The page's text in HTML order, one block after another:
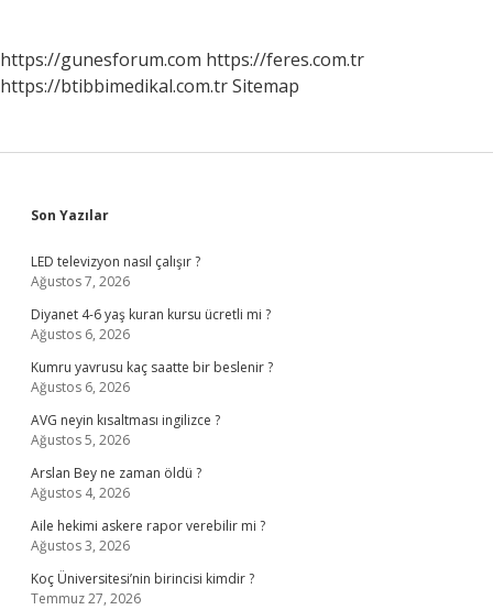
https://gunesforum.com https://feres.com.tr
https://btibbimedikal.com.trSitemap
Sidebar
Son Yazılar
LED televizyon nasıl çalışır ?
Ağustos 7, 2026
Diyanet 4-6 yaş kuran kursu ücretli mi ?
Ağustos 6, 2026
Kumru yavrusu kaç saatte bir beslenir ?
Ağustos 6, 2026
AVG neyin kısaltması ingilizce ?
Ağustos 5, 2026
Arslan Bey ne zaman öldü ?
Ağustos 4, 2026
Aile hekimi askere rapor verebilir mi ?
Ağustos 3, 2026
Koç Üniversitesi’nin birincisi kimdir ?
Temmuz 27, 2026